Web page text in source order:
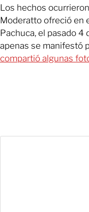
Los hechos
Moderatto ofreció en
Pachuca, el pasado 4
apenas se manifestó
compartió algunas